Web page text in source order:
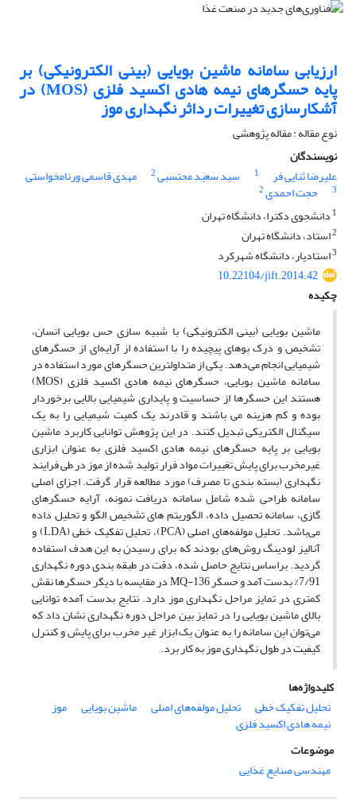
ارزیابی سامانه ماشین بویایی (بینی الکترونیکی) بر
پایه حسگرهای نیمه هادی اکسید فلزی (MOS) در
آشکارسازی تغییرات رداثر نگهداری موز
نوع مقاله : مقاله پژوهشی
نویسندگان
علیرضا ثنایی فر
1 سید سعید محتسبی2 مهدی قاسمی ورنامخواستی
3 حجت احمدی2
1 دانشجوی دکترا، دانشگاه تهران
2استاد، دانشگاه تهران
3استادیار، دانشگاه شهرکرد
10.22104/jift.2014.42
چکیده
ماشین بویایی (بینی الکترونیکی) با شبیه سازی حس بویایی انسان،
تشخیص و درک بوهای پیچیده را با استفاده از آرایه‌ای از حسگرهای
شیمیایی انجام می‌دهد. یکی از متداول‏ترین حسگرهای مورد استفاده در
سامانه ماشین بوبایی، حسگرهای نیمه هادی اکسید فلزی (MOS)
هستند این حسگرها از حساسیت و پایداری شیمیایی بالایی برخوردار
بوده و کم هزینه می باشند و قادرند یک کمیت شیمیایی را به یک
سیگنال الکتریکی تبدیل کنند. در این پژوهش توانایی کاربرد ماشین
بویایی بر پایه حسگرهای نیمه هادی اکسید فلزی به عنوان ابزاری
غیرمخرب برای پایش تغییرات مواد فرار تولید شده از موز در طی فرایند
نگهداری (بسته بندی تا مصرف) مورد مطالعه قرار گرفت. اجزای اصلی
سامانه طراحی شده شامل سامانه دریافت نمونه، آرایه حسگرهای
گازی، سامانه تحصیل داده، الگوریتم های تشخیص الگو و تحلیل داده
می‌باشد. تحلیل مولفه‌های اصلی (PCA)، تحلیل تفکیک خطی (LDA) و
آنالیز لودینگ روش‌های بودند که برای رسیدن به این هدف استفاده
گردید. براساس نتایج حاصل شده، دقت در طبقه بندی دوره نگهداری
7/91% بدست آمد و حسگر MQ-136 در مقایسه با دیگر حسگرها نقش
کمتری در تمایز مراحل نگهداری موز دارد. نتایج بدست آمده توانایی
بالای ماشین بویایی را در تمایز بین مراحل دوره نگهداری نشان داد که
می‌توان این سامانه را به عنوان یک ابزار غیر مخرب برای پایش و کنترل
کیفیت در طول نگهداری موز به کار برد.
کلیدواژه‌ها
تحلیل تفکیک خطی
تحلیل مولفه‌های اصلی ماشین بویایی موز
نیمه هادی اکسید فلزی
موضوعات
مهندسی صنایع غذایی